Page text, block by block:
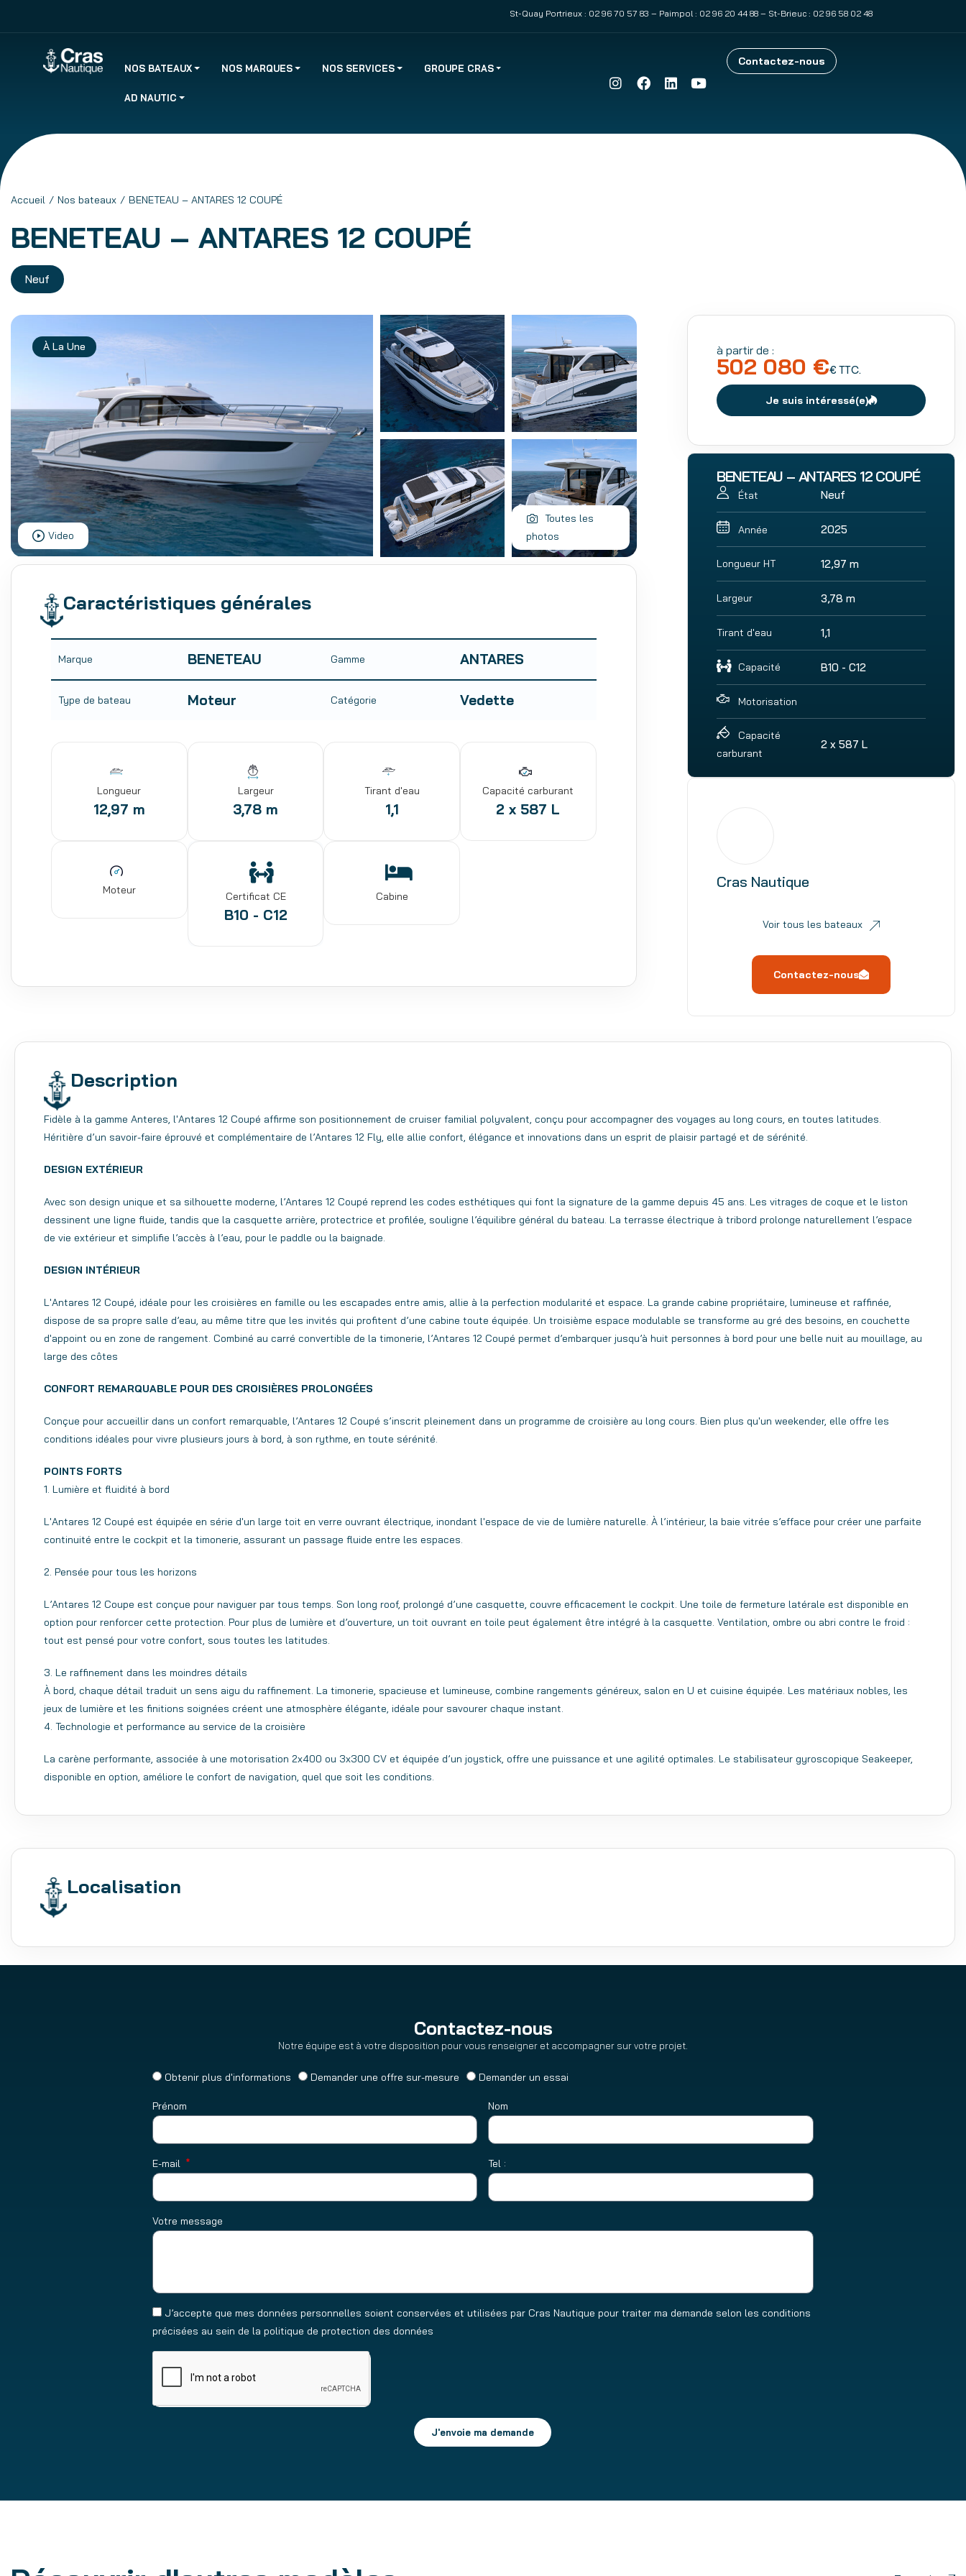
St-Quay Portrieux : 02 96 70 57 83 – Paimpol : 02 96 20 44 88 – St-Brieuc : 02 96 58 02 48
NOS BATEAUX NOS MARQUES NOS SERVICES GROUPE CRAS
AD NAUTIC
Contactez-nous
Accueil Nos bateaux BENETEAU – ANTARES 12 COUPÉ
BENETEAU – ANTARES 12 COUPÉ
Neuf
À La Une
Video
Toutes les
photos
Caractéristiques générales
Marque BENETEAU Gamme ANTARES
Type de bateau Moteur Catégorie Vedette
Longueur
12,97 m
Largeur
3,78 m
Tirant d'eau
1,1
Capacité carburant
2 x 587 L
Moteur Certificat CE
B10 - C12
Cabine
à partir de :
502 080 €€ TTC.
Je suis intéressé(e)
BENETEAU – ANTARES 12 COUPÉ
État Neuf
Année 2025
Longueur HT 12,97 m
Largeur 3,78 m
Tirant d'eau 1,1
Capacité B10 - C12
Motorisation
Capacité
carburant
2 x 587 L
Cras Nautique
Voir tous les bateaux
Contactez-nous
Description
Fidèle à la gamme Anteres, l'Antares 12 Coupé affirme son positionnement de cruiser familial polyvalent, conçu pour accompagner des voyages au long cours, en toutes latitudes.
Héritière d’un savoir-faire éprouvé et complémentaire de l’Antares 12 Fly, elle allie confort, élégance et innovations dans un esprit de plaisir partagé et de sérénité.
DESIGN EXTÉRIEUR
Avec son design unique et sa silhouette moderne, l’Antares 12 Coupé reprend les codes esthétiques qui font la signature de la gamme depuis 45 ans. Les vitrages de coque et le liston
dessinent une ligne fluide, tandis que la casquette arrière, protectrice et profilée, souligne l’équilibre général du bateau. La terrasse électrique à tribord prolonge naturellement l’espace
de vie extérieur et simplifie l’accès à l’eau, pour le paddle ou la baignade.
DESIGN INTÉRIEUR
L'Antares 12 Coupé, idéale pour les croisières en famille ou les escapades entre amis, allie à la perfection modularité et espace. La grande cabine propriétaire, lumineuse et raffinée,
dispose de sa propre salle d’eau, au même titre que les invités qui profitent d’une cabine toute équipée. Un troisième espace modulable se transforme au gré des besoins, en couchette
d'appoint ou en zone de rangement. Combiné au carré convertible de la timonerie, l’Antares 12 Coupé permet d’embarquer jusqu’à huit personnes à bord pour une belle nuit au mouillage, au
large des côtes
CONFORT REMARQUABLE POUR DES CROISIÈRES PROLONGÉES
Conçue pour accueillir dans un confort remarquable, l’Antares 12 Coupé s’inscrit pleinement dans un programme de croisière au long cours. Bien plus qu'un weekender, elle offre les
conditions idéales pour vivre plusieurs jours à bord, à son rythme, en toute sérénité.
POINTS FORTS
1. Lumière et fluidité à bord
L'Antares 12 Coupé est équipée en série d'un large toit en verre ouvrant électrique, inondant l'espace de vie de lumière naturelle. À l’intérieur, la baie vitrée s’efface pour créer une parfaite
continuité entre le cockpit et la timonerie, assurant un passage fluide entre les espaces.
2. Pensée pour tous les horizons
L’Antares 12 Coupe est conçue pour naviguer par tous temps. Son long roof, prolongé d’une casquette, couvre efficacement le cockpit. Une toile de fermeture latérale est disponible en
option pour renforcer cette protection. Pour plus de lumière et d’ouverture, un toit ouvrant en toile peut également être intégré à la casquette. Ventilation, ombre ou abri contre le froid :
tout est pensé pour votre confort, sous toutes les latitudes.
3. Le raffinement dans les moindres détails
À bord, chaque détail traduit un sens aigu du raffinement. La timonerie, spacieuse et lumineuse, combine rangements généreux, salon en U et cuisine équipée. Les matériaux nobles, les
jeux de lumière et les finitions soignées créent une atmosphère élégante, idéale pour savourer chaque instant.
4. Technologie et performance au service de la croisière
La carène performante, associée à une motorisation 2x400 ou 3x300 CV et équipée d’un joystick, offre une puissance et une agilité optimales. Le stabilisateur gyroscopique Seakeeper,
disponible en option, améliore le confort de navigation, quel que soit les conditions.
Localisation
Contactez-nous
Notre équipe est à votre disposition pour vous renseigner et accompagner sur votre projet.
Obtenir plus d'informations Demander une offre sur-mesure Demander un essai
Prénom Nom
E-mail Tel :
Votre message
J’accepte que mes données personnelles soient conservées et utilisées par Cras Nautique pour traiter ma demande selon les conditions
précisées au sein de la politique de protection des données
J'envoie ma demande